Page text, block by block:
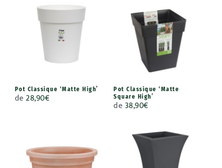
Pot Classique ‘Matte High’
de28,90€
Pot Classique ‘Matte
Square High’
de38,90€